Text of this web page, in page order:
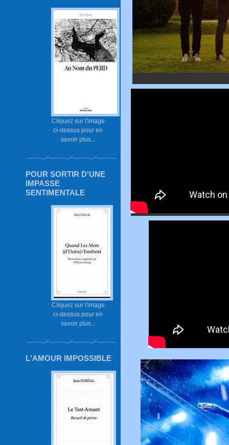
Cliquez sur l'image
ci-dessus pour en
savoir plus...
POUR SORTIR D'UNE
IMPASSE
SENTIMENTALE
Cliquez sur l'image
ci-dessus pour en
savoir plus...
L'AMOUR IMPOSSIBLE